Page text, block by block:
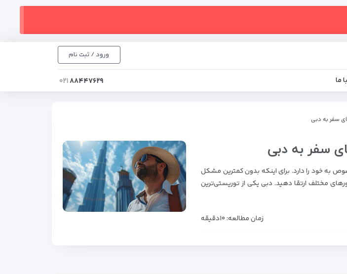
ورود / ثبت نام
ما ۸۸۴۴۷۶۲۹۰۲۱
سفر به دبی
سفر به دبی
به خود را دارد. برای اینکه بدون کمترین مشکل
مختلف ارتقا دهید. دبی یکی از توریستی‌ترین
زمان مطالعه: ۱۰دقیقه